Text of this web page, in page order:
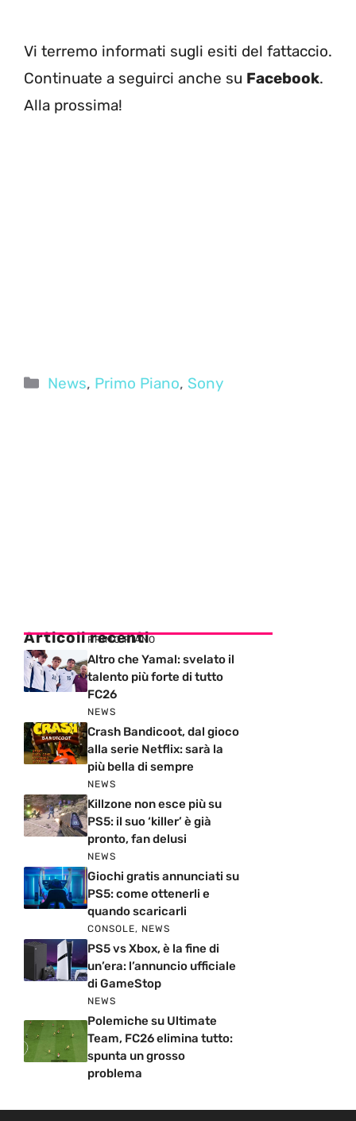
Vi terremo informati sugli esiti del fattaccio.
Continuate a seguirci anche su Facebook.
Alla prossima!
Categorie
News, Primo Piano, Sony
Articoli recenti
PRIMO PIANO
Altro che Yamal: svelato il
talento più forte di tutto
FC26
NEWS
Crash Bandicoot, dal gioco
alla serie Netflix: sarà la
più bella di sempre
NEWS
Killzone non esce più su
PS5: il suo ‘killer’ è già
pronto, fan delusi
NEWS
Giochi gratis annunciati su
PS5: come ottenerli e
quando scaricarli
CONSOLE, NEWS
PS5 vs Xbox, è la fine di
un’era: l’annuncio ufficiale
di GameStop
NEWS
Polemiche su Ultimate
Team, FC26 elimina tutto:
spunta un grosso
problema